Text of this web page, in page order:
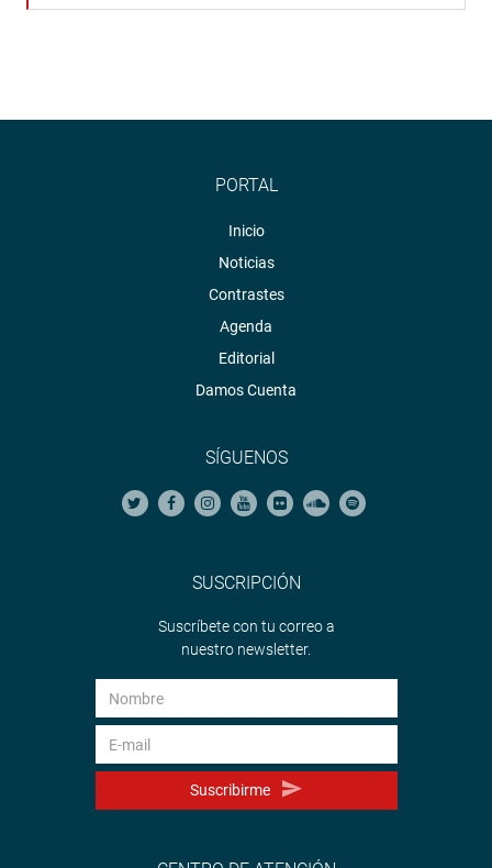
PORTAL
Inicio
Noticias
Contrastes
Agenda
Editorial
Damos Cuenta
SÍGUENOS
SUSCRIPCIÓN
Suscríbete con tu correo a
nuestro newsletter.
Suscribirme